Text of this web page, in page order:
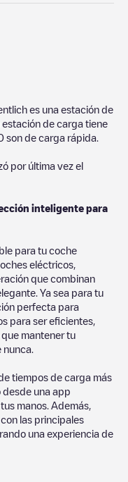
es una estación de
estación de carga tiene
son de carga rápida.
por última vez el
inteligente para
para tu coche
eléctricos,
que combinan
Ya sea para tu
perfecta para
para ser eficientes,
mantener tu
tiempos de carga más
una app
manos. Además,
las principales
una experiencia de